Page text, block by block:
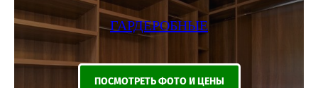
ГАРДЕРОБНЫЕ
ПОСМОТРЕТЬ ФОТО И ЦЕНЫ